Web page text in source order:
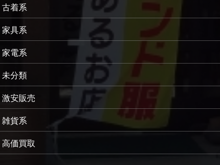
古着系
家具系
家電系
未分類
激安販売
雑貨系
高価買取